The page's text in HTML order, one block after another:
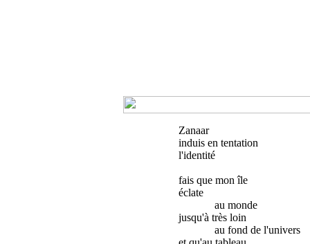
Zanaar
induis en tentation
l'identité
fais que mon île
éclate
au monde
jusqu'à très loin
au fond de l'univers